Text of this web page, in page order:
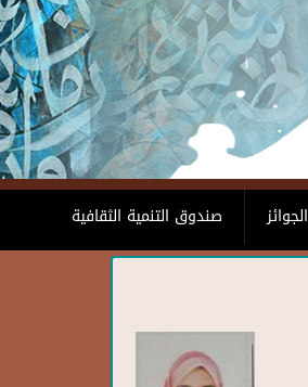
صندوق التنمية الثقافية الجوائز